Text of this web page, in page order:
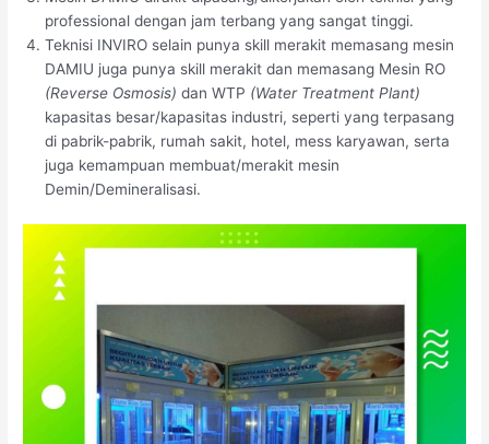
professional dengan jam terbang yang sangat tinggi.
Teknisi INVIRO selain punya skill merakit memasang mesin
DAMIU juga punya skill merakit dan memasang Mesin RO
(Reverse Osmosis) dan WTP (Water Treatment Plant)
kapasitas besar/kapasitas industri, seperti yang terpasang
di pabrik-pabrik, rumah sakit, hotel, mess karyawan, serta
juga kemampuan membuat/merakit mesin
Demin/Demineralisasi.